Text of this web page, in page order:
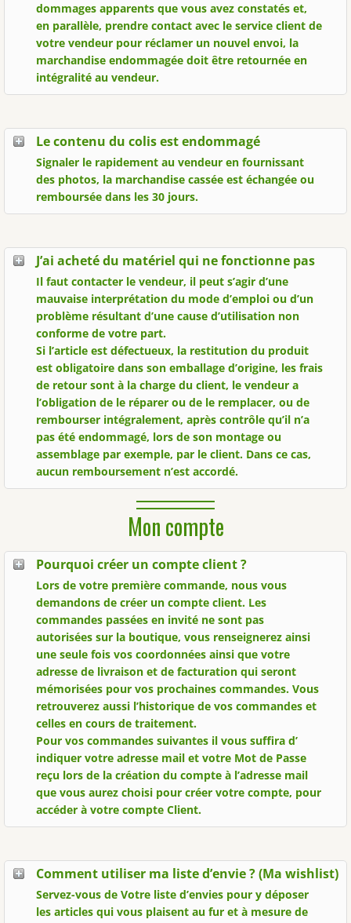
dommages apparents que vous avez constatés et,
en parallèle, prendre contact avec le service client de
votre vendeur pour réclamer un nouvel envoi, la
marchandise endommagée doit être retournée en
intégralité au vendeur.
Le contenu du colis est endommagé
Signaler le rapidement au vendeur en fournissant
des photos, la marchandise cassée est échangée ou
remboursée dans les 30 jours.
J’ai acheté du matériel qui ne fonctionne pas
Il faut contacter le vendeur, il peut s’agir d’une
mauvaise interprétation du mode d’emploi ou d’un
problème résultant d’une cause d’utilisation non
conforme de votre part.
Si l’article est défectueux, la restitution du produit
est obligatoire dans son emballage d’origine, les frais
de retour sont à la charge du client, le vendeur a
l’obligation de le réparer ou de le remplacer, ou de
rembourser intégralement, après contrôle qu’il n’a
pas été endommagé, lors de son montage ou
assemblage par exemple, par le client. Dans ce cas,
aucun remboursement n’est accordé.
Mon compte
Pourquoi créer un compte client ?
Lors de votre première commande, nous vous
demandons de créer un compte client. Les
commandes passées en invité ne sont pas
autorisées sur la boutique, vous renseignerez ainsi
une seule fois vos coordonnées ainsi que votre
adresse de livraison et de facturation qui seront
mémorisées pour vos prochaines commandes. Vous
retrouverez aussi l’historique de vos commandes et
celles en cours de traitement.
Pour vos commandes suivantes il vous suffira d’
indiquer votre adresse mail et votre Mot de Passe
reçu lors de la création du compte à l’adresse mail
que vous aurez choisi pour créer votre compte, pour
accéder à votre compte Client.
Comment utiliser ma liste d’envie ? (Ma wishlist)
Servez-vous de Votre liste d’envies pour y déposer
les articles qui vous plaisent au fur et à mesure de